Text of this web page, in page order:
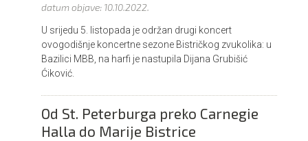
datum objave: 10.10.2022.
U srijedu 5. listopada je održan drugi koncert
ovogodišnje koncertne sezone Bistričkog zvukolika: u
Bazilici MBB, na harfi je nastupila Dijana Grubišić
Ćiković.
Od St. Peterburga preko Carnegie
Halla do Marije Bistrice